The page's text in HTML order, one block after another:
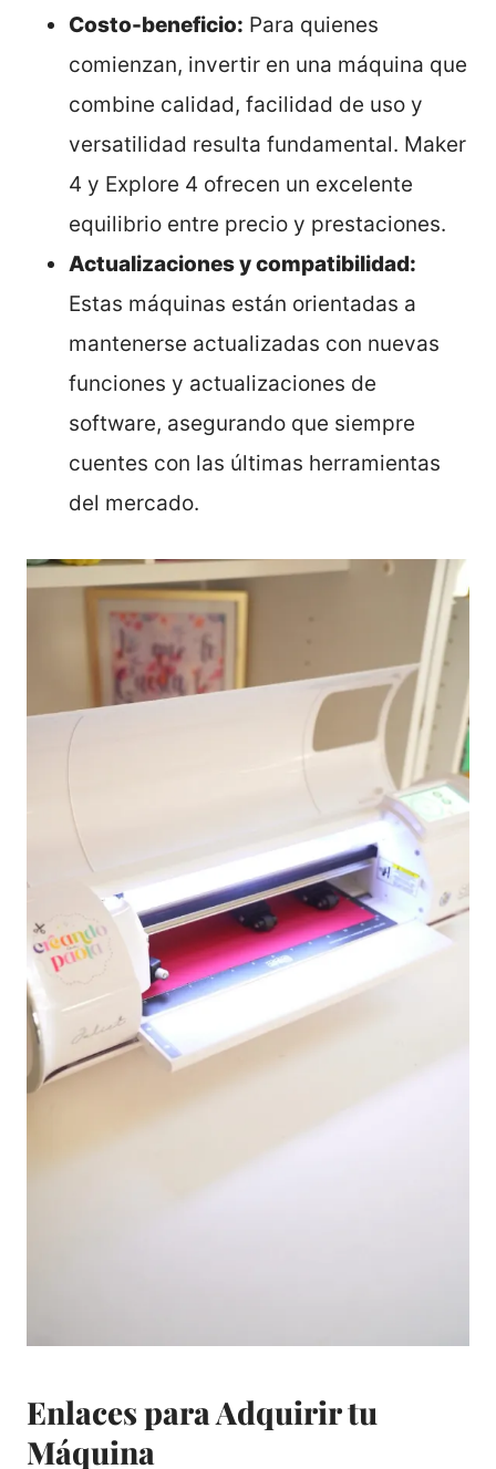
Costo-beneficio: Para quienes
comienzan, invertir en una máquina que
combine calidad, facilidad de uso y
versatilidad resulta fundamental. Maker
4 y Explore 4 ofrecen un excelente
equilibrio entre precio y prestaciones.
Actualizaciones y compatibilidad:
Estas máquinas están orientadas a
mantenerse actualizadas con nuevas
funciones y actualizaciones de
software, asegurando que siempre
cuentes con las últimas herramientas
del mercado.
Enlaces para Adquirir tu
Máquina